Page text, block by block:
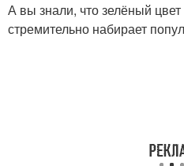
А вы знали, что зелёный
стремительно набирает